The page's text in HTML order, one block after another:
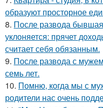
образуют просторное
8. После развода
уклоняется: прячет
считает себя обязанным.
9. После развода с
семь лет.
10. Помню, когда мы с
родители нас очень